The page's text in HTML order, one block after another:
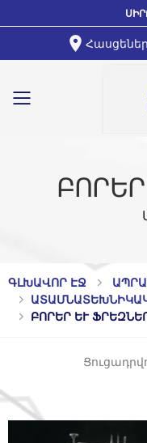
Հասցեներ
Toggle
ԳԼԽԱՎՈՐ ԷՋ
ԲՈՐԵՐ ԵՒ ՖՐԵԶՆԵՐ